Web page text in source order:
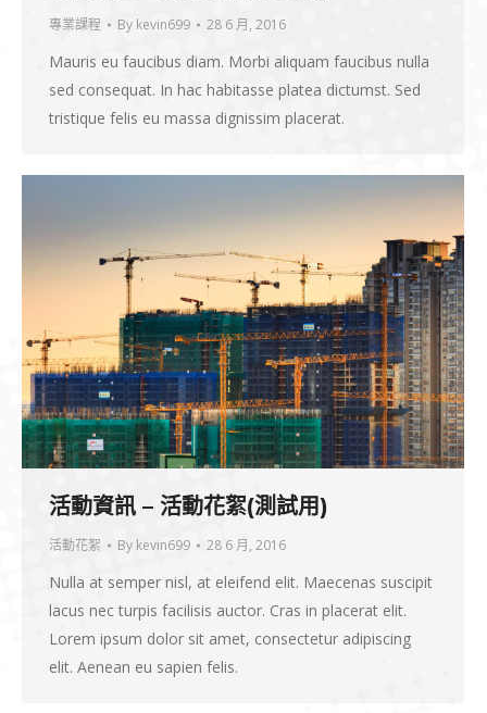
專業課程 By kevin699 28 6 月, 2016
Mauris eu faucibus diam. Morbi aliquam faucibus nulla
sed consequat. In hac habitasse platea dictumst. Sed
tristique felis eu massa dignissim placerat.
活動資訊 – 活動花絮(測試用)
活動花絮 By kevin699 28 6 月, 2016
Nulla at semper nisl, at eleifend elit. Maecenas suscipit
lacus nec turpis facilisis auctor. Cras in placerat elit.
Lorem ipsum dolor sit amet, consectetur adipiscing
elit. Aenean eu sapien felis.